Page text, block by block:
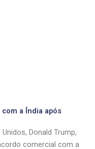
a Índia após
Donald Trump,
comercial com a